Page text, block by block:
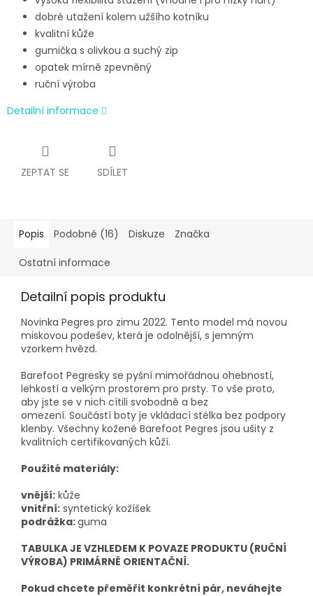
dobré utažení kolem užšího kotníku
kvalitní kůže
gumička s olivkou a suchý zip
opatek mírně zpevněný
ruční výroba
Detailní informace
ZEPTAT SE SDÍLET
Popis Podobné (16) Diskuze Značka
Ostatní informace
Detailní popis produktu
Novinka Pegres pro zimu 2022. Tento model má novou
miskovou podešev, která je odolnější, s jemným
vzorkem hvězd.
Barefoot Pegresky se pyšní mimořádnou ohebností,
lehkostí a velkým prostorem pro prsty. To vše proto,
aby jste se v nich cítili svobodně a bez
omezení. Součástí boty je vkládací stélka bez podpory
klenby. Všechny kožené Barefoot Pegres jsou ušity z
kvalitních certifikovaných kůží.
Použité materiály:
vnější: kůže
vnitřní: syntetický kožíšek
podrážka:guma
TABULKA JE VZHLEDEM K POVAZE PRODUKTU (RUČNÍ
VÝROBA) PRIMÁRNĚ ORIENTAČNÍ.
Pokud chcete přeměřit konkrétní pár, neváhejte